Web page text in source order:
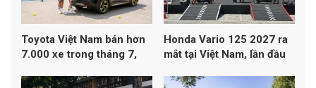
Toyota Việt Nam bán hơn
7.000 xe trong tháng 7,
doanh số
Honda Vario 125 2027 ra
mắt tại Việt Nam, lần đầu